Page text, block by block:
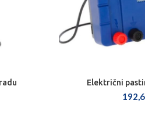
DODAJ U
Električni